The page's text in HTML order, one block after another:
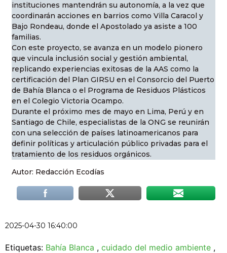
instituciones mantendrán su autonomía, a la vez que
coordinarán acciones en barrios como Villa Caracol y
Bajo Rondeau, donde el Apostolado ya asiste a 100
familias.
Con este proyecto, se avanza en un modelo pionero
que vincula inclusión social y gestión ambiental,
replicando experiencias exitosas de la AAS como la
certificación del Plan GIRSU en el Consorcio del Puerto
de Bahía Blanca o el Programa de Residuos Plásticos
en el Colegio Victoria Ocampo.
Durante el próximo mes de mayo en Lima, Perú y en
Santiago de Chile, especialistas de la ONG se reunirán
con una selección de países latinoamericanos para
definir políticas y articulación público privadas para el
tratamiento de los residuos orgánicos.
Autor: Redacción Ecodías
2025-04-30 16:40:00
Etiquetas: Bahía Blanca , cuidado del medio ambiente ,